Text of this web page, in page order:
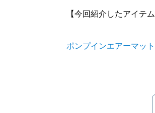
【今回紹介したアイテ
ポンプインエアーマッ